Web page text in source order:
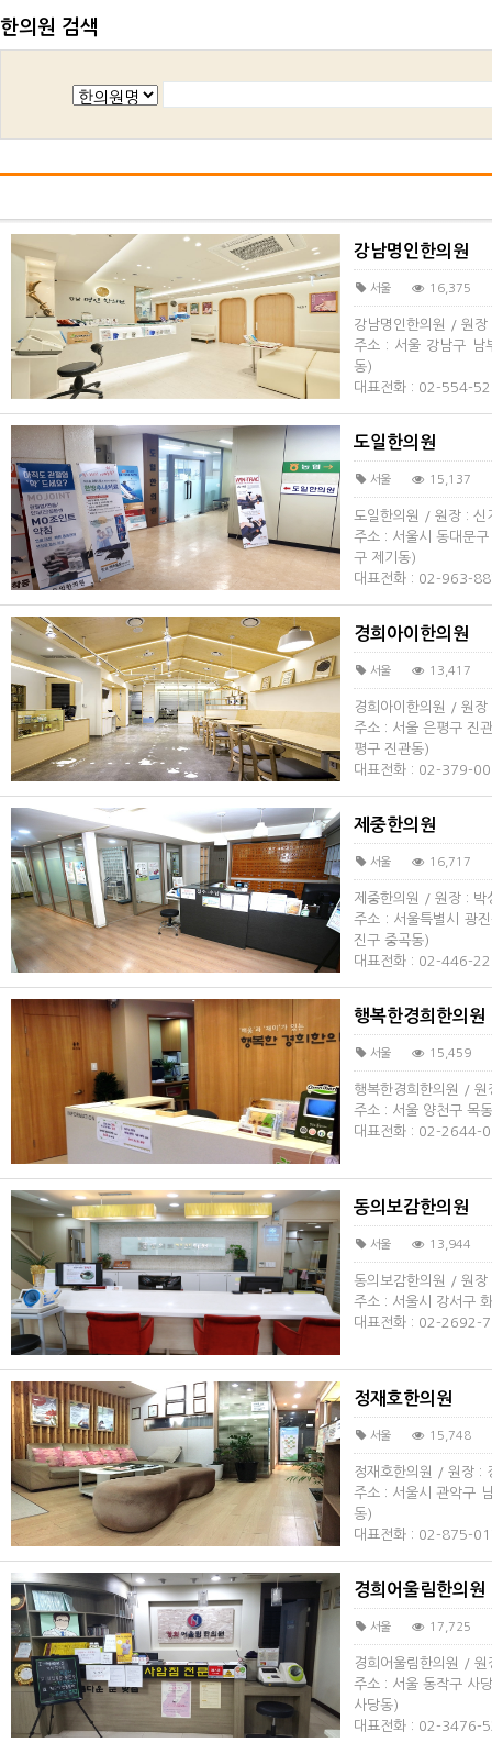
한의원 검색
강남명인한의원
서울 16,375
강남명인한의원 / 원장
주소 : 서울 강남구 남
동)
대표전화 : 02-554-
도일한의원
서울 15,137
도일한의원 / 원장 : 신
주소 : 서울시 동대문
구 제기동)
대표전화 : 02-963-
경희아이한의원
서울 13,417
경희아이한의원 / 원장
주소 : 서울 은평구 진
평구 진관동)
대표전화 : 02-379-
제중한의원
서울 16,717
제중한의원 / 원장 : 박
주소 : 서울특별시 광
진구 중곡동)
대표전화 : 02-446-
행복한경희한의원
서울 15,459
행복한경희한의원 / 원
주소 : 서울 양천구 목
대표전화 : 02-2644-
동의보감한의원
서울 13,944
동의보감한의원 / 원장
주소 : 서울시 강서구
대표전화 : 02-2692-
정재호한의원
서울 15,748
정재호한의원 / 원장 :
주소 : 서울시 관악구
동)
대표전화 : 02-875-
경희어울림한의원
서울 17,725
경희어울림한의원 / 원
주소 : 서울 동작구 사
사당동)
대표전화 : 02-3476-